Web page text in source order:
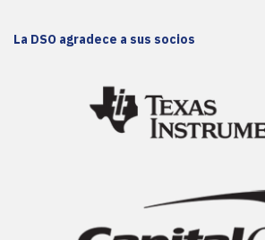
La DSO agradece a sus socios